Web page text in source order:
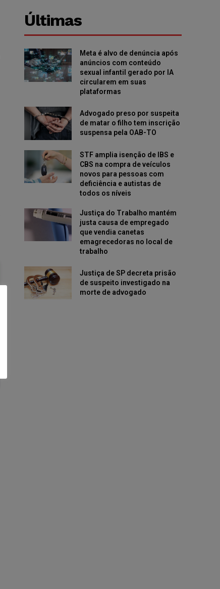
Últimas
Meta é alvo de denúncia após
anúncios com conteúdo
sexual infantil gerado por IA
circularem em suas
plataformas
Advogado preso por suspeita
de matar o filho tem inscrição
suspensa pela OAB-TO
STF amplia isenção de IBS e
CBS na compra de veículos
novos para pessoas com
deficiência e autistas de
todos os níveis
Justiça do Trabalho mantém
justa causa de empregado
que vendia canetas
emagrecedoras no local de
trabalho
Justiça de SP decreta prisão
de suspeito investigado na
morte de advogado